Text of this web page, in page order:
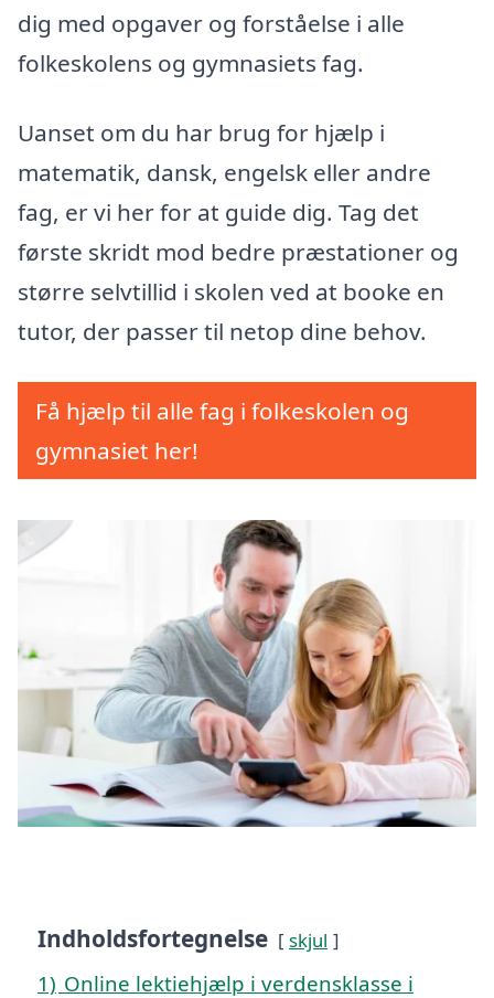
dig med opgaver og forståelse i alle
folkeskolens og gymnasiets fag.
Uanset om du har brug for hjælp i
matematik, dansk, engelsk eller andre
fag, er vi her for at guide dig. Tag det
første skridt mod bedre præstationer og
større selvtillid i skolen ved at booke en
tutor, der passer til netop dine behov.
Få hjælp til alle fag i folkeskolen og
gymnasiet her!
Indholdsfortegnelse skjul
1) Online lektiehjælp i verdensklasse i